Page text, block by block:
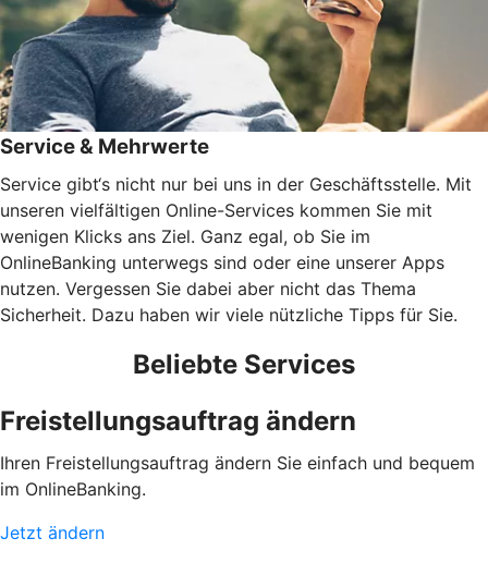
Service & Mehrwerte
Service gibt‘s nicht nur bei uns in der Geschäftsstelle. Mit
unseren vielfältigen Online-Services kommen Sie mit
wenigen Klicks ans Ziel. Ganz egal, ob Sie im
OnlineBanking unterwegs sind oder eine unserer Apps
nutzen. Vergessen Sie dabei aber nicht das Thema
Sicherheit. Dazu haben wir viele nützliche Tipps für Sie.
Beliebte Services
Freistellungsauftrag ändern
Ihren Freistellungsauftrag ändern Sie einfach und bequem
im OnlineBanking.
Jetzt ändern